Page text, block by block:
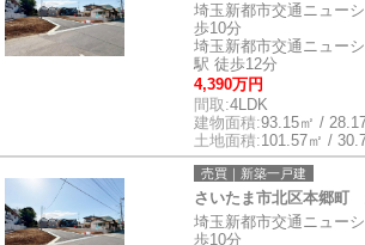
埼玉新都市交通ニュー
歩10分
埼玉新都市交通ニュー
駅 徒歩12分
4,390万円
間取:4LDK
建物面積:93.15㎡ /
土地面積:101.57㎡ /
売買｜新築一戸建
さいたま市北区本郷町
埼玉新都市交通ニュー
歩10分